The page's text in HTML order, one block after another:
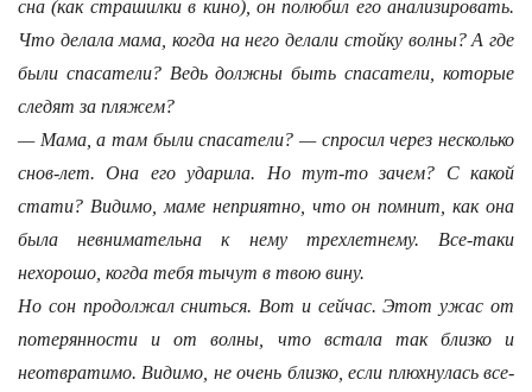
сна (как страшилки в кино), он полюбил его анализировать.
Что делала мама, когда на него делали стойку волны? А где
были спасатели? Ведь должны быть спасатели, которые
следят за пляжем?
— Мама, а там были спасатели? — спросил через несколько
снов-лет. Она его ударила. Но тут-то зачем? С какой
стати? Видимо, маме неприятно, что он помнит, как она
была невнимательна к нему трехлетнему. Все-таки
нехорошо, когда тебя тычут в твою вину.
Но сон продолжал сниться. Вот и сейчас. Этот ужас от
потерянности и от волны, что встала так близко и
неотвратимо. Видимо, не очень близко, если плюхнулась все-